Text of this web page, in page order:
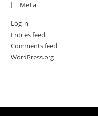
Meta
Log in
Entries feed
Comments feed
WordPress.org